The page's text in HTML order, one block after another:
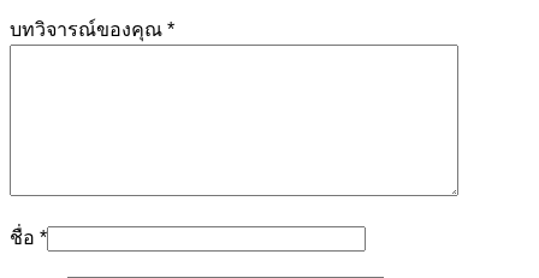
บทวิจารณ์ของคุณ *
ชื่อ *